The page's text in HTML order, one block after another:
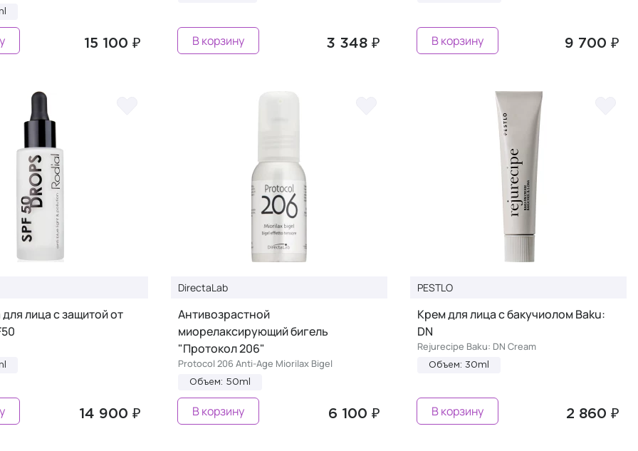
15 100 ₽ 3 348 ₽
В корзину 9 700 ₽
В корзину
лица c защитой от
14 900 ₽
DirectaLab
Антивозрастной
миорелаксирующий бигель
"Протокол 206"
Protocol 206 Anti-Age Miorilax Bigel
Объем: 50ml
6 100 ₽
В корзину
PESTLO
Крем для лица с бакучиолом Baku:
DN
Rejurecipe Baku: DN Cream
Объем: 30ml
2 860 ₽
В корзину